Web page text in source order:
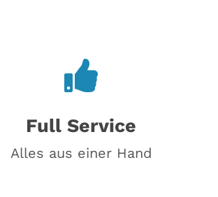
Full Service
Alles aus einer Hand